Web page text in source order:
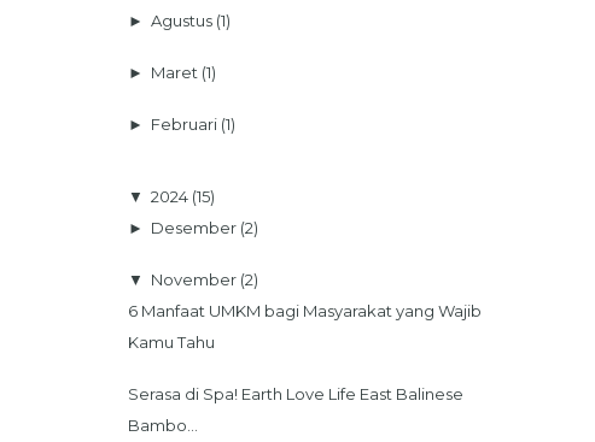
► Agustus (1)
► Maret (1)
► Februari (1)
▼ 2024 (15)
► Desember (2)
▼ November (2)
6 Manfaat UMKM bagi Masyarakat yang Wajib
Kamu Tahu
Serasa di Spa! Earth Love Life East Balinese
Bambo...